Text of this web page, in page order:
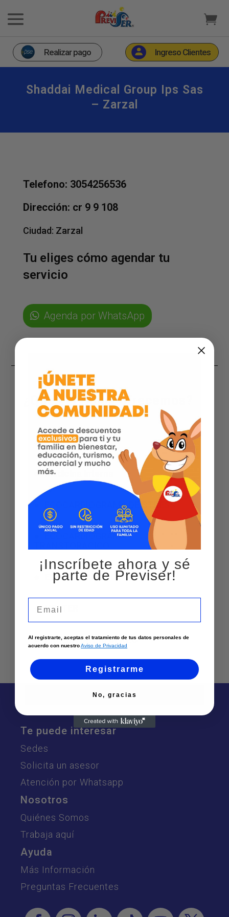
Realizar pago Ingreso Clientes
Shaddai Medical Group Ips Sas
– Zarzal
Telefono: 3054256536
Dirección: cr 9 9 108
Ciudad: Zarzal
Tu eliges cómo agendar tu
servicio
Agenda por WhatsApp
¿Qué servicios ofrecemos?
Cardiologia
Medicina interna
ECOCARDIOGRAMA DE STRESS
ECOCARDIOGRAMA
ELECTROCARDIOGRAMA
HOLTER
PRUEBA DE ESFUERZO
Te puede interesar
Sedes
Solicita un asesor
Atención por Whatsapp
Nosotros
Quiénes Somos
Trabaja aquí
Ayuda
Más Información
Preguntas Frecuentes
¡Inscríbete ahora y sé
parte de Previser!
Al registrarte, aceptas el tratamiento de tus datos personales de
acuerdo con nuestroAviso de Privacidad
Registrarme
No, gracias